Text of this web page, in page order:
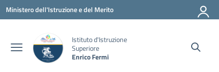
Vai ai contenuti
Vai al menu di navigazione
Vai al footer
Ministero dell'Istruzione e del Merito
Istituto d'Istruzione
Superiore
Enrico Fermi